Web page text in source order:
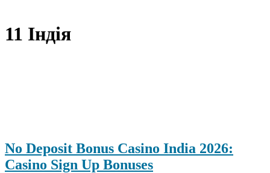
11 Індія
No Deposit Bonus Casino India 2026:
Casino Sign Up Bonuses